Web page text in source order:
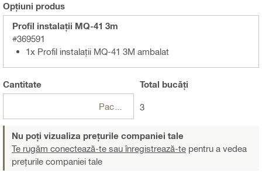
Opțiuni produs
Profil instalații MQ-41 3m
#369591
1x Profil instalații MQ-41 3M ambalat
Cantitate Total bucăți
3
Nu poți vizualiza prețurile companiei tale
Te rugăm conectează-te sau înregistrează-te pentru a vedea
prețurile companiei tale